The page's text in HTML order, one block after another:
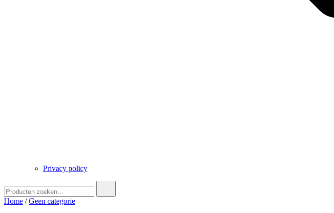
Privacy policy
naar:
Home /Geen categorie